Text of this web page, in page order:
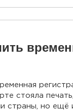
стояла
страны, но ещё